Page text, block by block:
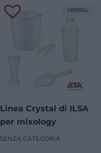
Linea Crystal di ILSA
per mixology
SENZA CATEGORIA
CRYSTAL